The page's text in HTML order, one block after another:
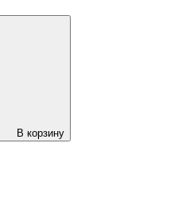
В корзину